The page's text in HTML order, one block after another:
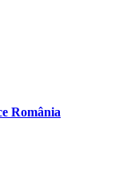
România